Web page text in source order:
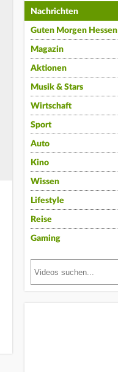
Nachrichten
Guten Morgen Hessen
Magazin
Aktionen
Musik & Stars
Wirtschaft
Sport
Auto
Kino
Wissen
Lifestyle
Reise
Gaming